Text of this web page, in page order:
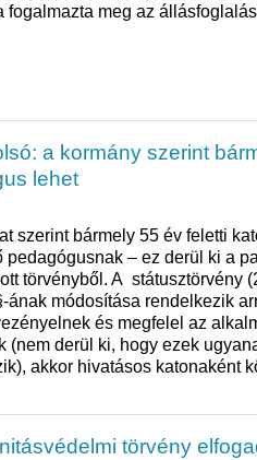
fogalmazta meg az
a kormány szerint
lehet
szerint bármely 55 év feletti
pedagógusnak – ez derül ki a
törvényből. A státusztörvény
ának módosítása rendelkezik
és megfelel az
(nem derül ki, hogy ezek
akkor hivatásos katonaként
törvény